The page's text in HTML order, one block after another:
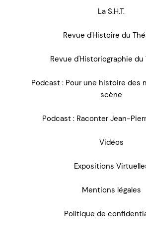
La S.H.T.
Revue d'Histoire du
Revue d'Historiographie du
Podcast : Pour une histoire des
scène
Podcast : Raconter Jean-
Vidéos
Expositions
Mentions légales
Politique de